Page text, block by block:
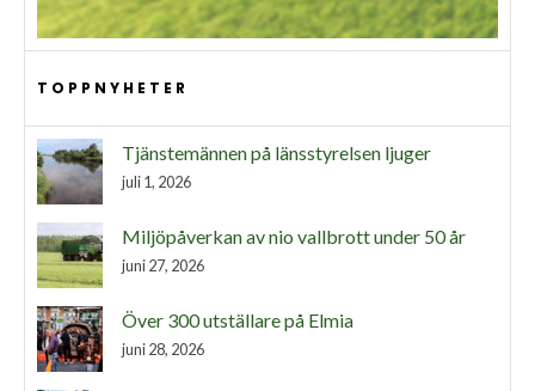
TOPPNYHETER
Tjänstemännen på länsstyrelsen ljuger
juli 1, 2026
Miljöpåverkan av nio vallbrott under 50 år
juni 27, 2026
Över 300 utställare på Elmia
juni 28, 2026